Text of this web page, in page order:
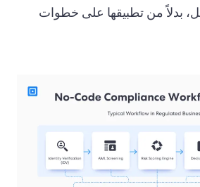
بدلاً من تطبيقها على خطوات